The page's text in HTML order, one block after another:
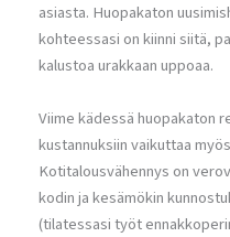
asiasta. Huopakaton
kohteessasi on kiinni siitä,
kalustoa urakkaan uppoaa.
Viime kädessä huopakaton
kustannuksiin vaikuttaa
Kotitalousvähennys on
kodin ja kesämökin
(tilatessasi työt